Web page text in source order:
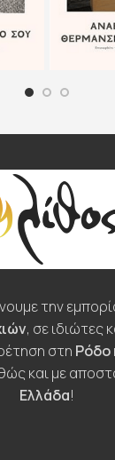
την
, σε ιδιώτες
στη Ρόδο
και με
Ελλάδα!